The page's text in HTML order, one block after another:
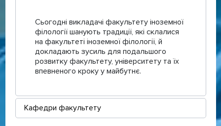
Сьогодні викладачі факультету іноземної
філології шанують традиції, які склалися
на факультеті іноземної філології, й
докладають зусиль для подальшого
розвитку факультету, університету та їх
впевненого кроку у майбутнє.
Кафедри факультету